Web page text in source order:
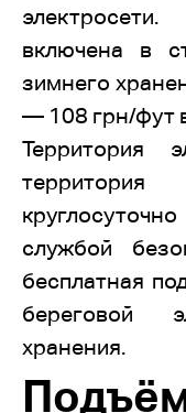
включена в
зимнего
— 108 грн/фут
Территория
службой
бесплатная
береговой
хранения.